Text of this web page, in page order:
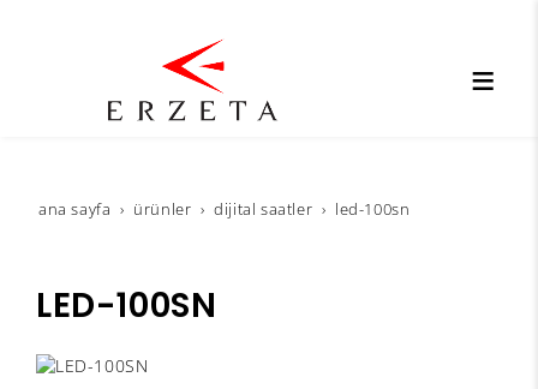
ana sayfa ürünler dijital saatler led-100sn
LED-100SN